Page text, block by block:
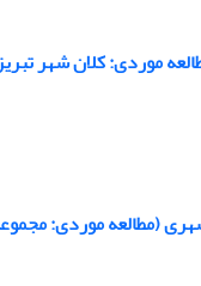
موردی: کلان شهر
(مطالعه موردی: